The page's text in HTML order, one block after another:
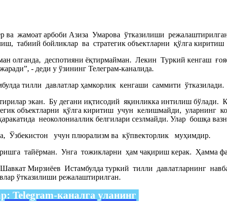
ва жамоат арбоби Азиза Умарова ўтказилиши
табиий бойликлар ва стратегик объектларни қўлга
олганда, деспотияни ёқтирмайман. Лекин Туркий кенгаш
- деди у ўзининг Телеграм-каналида.
тилли давлатлар ҳамкорлик кенгаши саммити ўтказилади.
экан. Бу дегани иқтисодий яқинликка интилиш бўлади.
объектларни қўлга киритиш учун келишмайди, уларнинг
неоколониаллик белгилари сезлмайди. Улар бошқа
Ўзбекистон учун плюрализм ва кўпвекторлик муҳимдир.
тайёрман. Унга тожикларни ҳам чақириш керак. Ҳамма
Мирзиёев Истамбулда туркий тилли давлатларнинг
ўтказилиши режалаштирилган.
Telegram-каналга уланинг